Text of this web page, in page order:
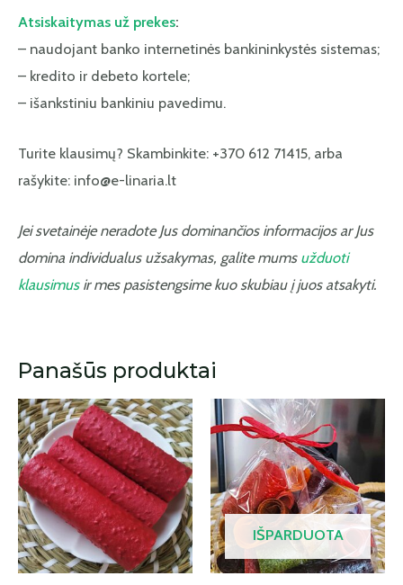
Atsiskaitymas už prekes:
– naudojant banko internetinės bankininkystės sistemas;
– kredito ir debeto kortele;
– išankstiniu bankiniu pavedimu.
Turite klausimų? Skambinkite: +370 612 71415, arba
rašykite: info@e-linaria.lt
Jei svetainėje neradote Jus dominančios informacijos ar Jus
domina individualus užsakymas, galite mums užduoti
klausimusir mes pasistengsime kuo skubiau į juos atsakyti.
Panašūs produktai
IŠPARDUOTA